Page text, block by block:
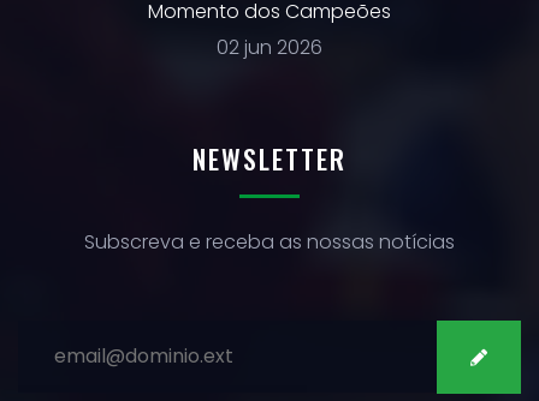
Momento dos Campeões
02 jun 2026
NEWSLETTER
Subscreva e receba as nossas notícias